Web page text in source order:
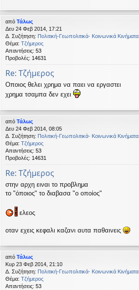
από Τάλως
Δευ 24 Φεβ 2014, 17:21
Δ. Συζήτηση: Πολιτική-Γεωπολιτικά- Κοινωνικά Κινήματα
Θέμα: Τζήμερος
Απαντήσεις: 53
Προβολές: 14631
Re: Τζήμερος
Οποιος θελει χρημα να παει να εργαστει
χρημα τσαμπα δεν εχει
από Τάλως
Δευ 24 Φεβ 2014, 08:05
Δ. Συζήτηση: Πολιτική-Γεωπολιτικά- Κοινωνικά Κινήματα
Θέμα: Τζήμερος
Απαντήσεις: 53
Προβολές: 14631
Re: Τζήμερος
στην αρχη ειναι το προβλημα
το "όποιος" το διαβασα "ο οποίος"
ελεος
οταν εχεις κεφαλι καζανι αυτα παθαινεις
από Τάλως
Κυρ 23 Φεβ 2014, 21:10
Δ. Συζήτηση: Πολιτική-Γεωπολιτικά- Κοινωνικά Κινήματα
Θέμα: Τζήμερος
Απαντήσεις: 53